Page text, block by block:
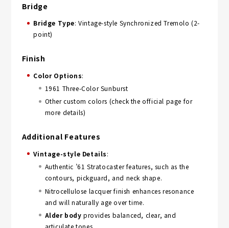
Bridge
Bridge Type: Vintage-style Synchronized Tremolo (2-
point)
Finish
Color Options:
1961 Three-Color Sunburst
Other custom colors (check the official page for
more details)
Additional Features
Vintage-style Details:
Authentic ’61 Stratocaster features, such as the
contours, pickguard, and neck shape.
Nitrocellulose lacquer finish enhances resonance
and will naturally age over time.
Alder body provides balanced, clear, and
articulate tones.